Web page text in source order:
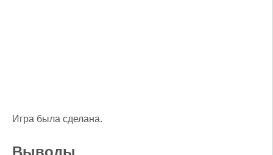
Игра была сделана.
Выводы